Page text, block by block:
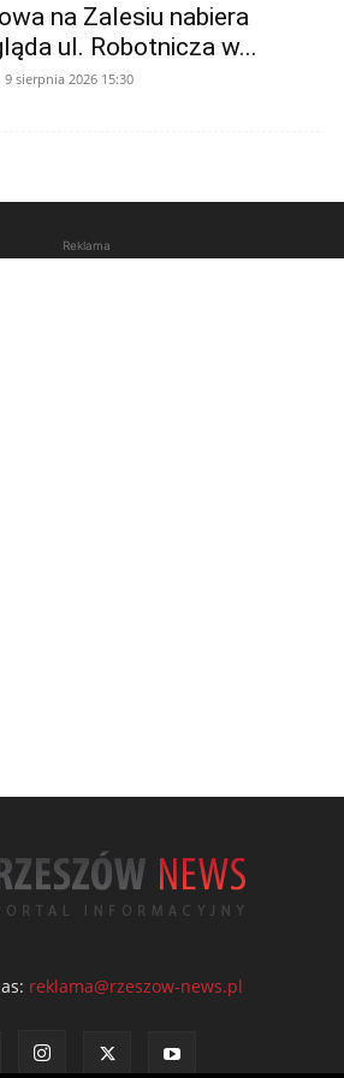
na Zalesiu nabiera
ul. Robotnicza w...
9 sierpnia 2026 15:30
Reklama
reklama@rzeszow-news.pl